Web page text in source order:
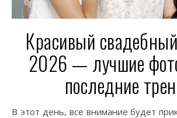
Красивый
2026 — лучшие
последние
В этот день, все внимание будет приковано к невесте,